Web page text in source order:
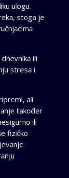
ulogu.
stoga je
ili
stresa i
ali
također
ili
fizičko